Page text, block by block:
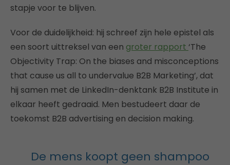
stapje voor te blijven.
Voor de duidelijkheid: hij schreef zijn hele epistel als
een soort uittreksel van een groter rapport ‘The
Objectivity Trap: On the biases and misconceptions
that cause us all to undervalue B2B Marketing’, dat
hij samen met de LinkedIn-denktank B2B Institute in
elkaar heeft gedraaid. Men bestudeert daar de
toekomst B2B advertising en decision making.
De mens koopt geen shampoo